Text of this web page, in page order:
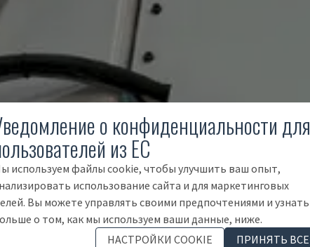
о конфиденциальности для
из ЕС
используем файлы cookie, чтобы улучшить ваш опыт,
использование сайта и для маркетинговых
Вы можете управлять своими предпочтениями и узнать
о том, как мы используем ваши данные, ниже.
НАСТРОЙКИ COOKIE
ПРИНЯТЬ ВСЕ